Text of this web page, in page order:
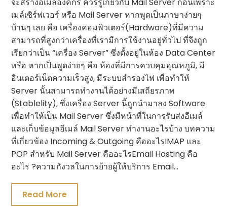
เมล์เซิร์ฟเวอร์ หรือ Mail Server หากพูดเป็นภาษาง่ายๆ
บ้านๆ เลย คือ เครื่องคอมพิวเตอร์(Hardware)ที่มีความ
สามารถที่สูงกว่าเครื่องที่เรามีการใช้งานอยู่ทั่วไป ที่จึงถูก
เรียกว่าเป็น “เครื่อง Server” ซึ่งตั้งอยู่ในห้อง Data Center
หรือ หากเป็นพูดง่ายๆ คือ ห้องที่มีการควบคุมอุณหภูมิ, มี
อินเตอร์เน็ตความเร็วสูง, มีระบบสำรองไฟ เพื่อทำให้
Server นั้นสามารถทำงานได้อย่างมีเสถียรภาพ
(Stablelity), ซึ่งเครื่อง Server นี้ถูกนำมาลง Software
เพื่อทำให้เป็น Mail Server ซึ่งมีหน้าที่ในการรับส่งอีเมล์
และเก็บข้อมูลอีเมล์ Mail Server ทำงานอะไรบ้าง บทความ
ที่เกี่ยวข้อง Incoming & Outgoing คืออะไรIMAP และ
POP สำหรับ Mail Server คืออะไรEmail Hosting คือ
อะไร ?ความกังวลในการย้ายผู้ให้บริการ Email…
Read More